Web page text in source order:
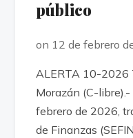
público
on 12 de febrero
ALERTA 10-2026
Morazán (C-
febrero de 2026,
de Finanzas